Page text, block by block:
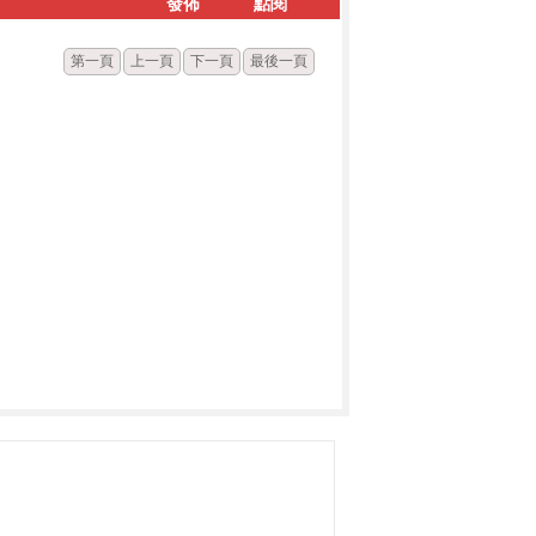
第一頁 上一頁 下一頁 最後一頁